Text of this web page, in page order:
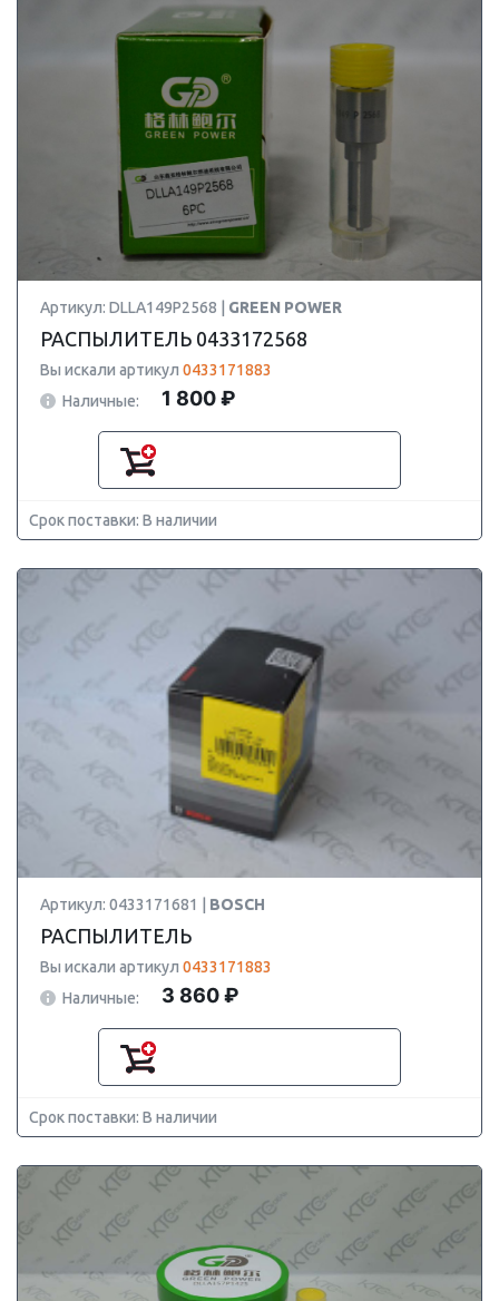
Артикул: DLLA149P2568 | GREEN POWER
РАСПЫЛИТЕЛЬ 0433172568
Вы искали артикул 0433171883
Наличные:
1 800 ₽
Срок поставки: В наличии
Артикул: 0433171681 | BOSCH
РАСПЫЛИТЕЛЬ
Вы искали артикул 0433171883
Наличные:
3 860 ₽
Срок поставки: В наличии